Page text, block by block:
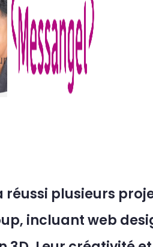
réussi plusieurs
incluant web